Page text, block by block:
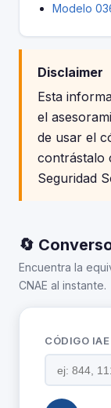
Modelo
Disclaimer
Esta
el
de usar el
contrástalo
Seguridad
🔄
Encuentra la
CNAE al instante.
CÓDIGO IAE